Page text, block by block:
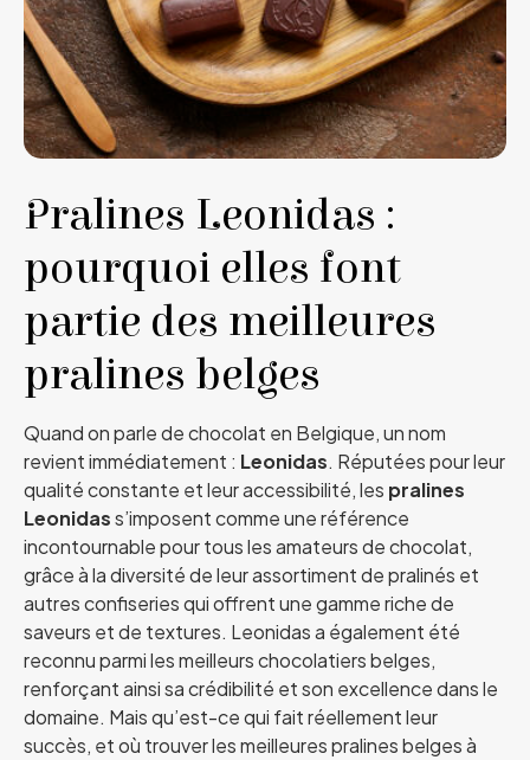
Pralines Leonidas :
pourquoi elles font
partie des meilleures
pralines belges
Quand on parle de chocolat en Belgique, un nom
revient immédiatement : Leonidas. Réputées pour leur
qualité constante et leur accessibilité, les pralines
Leonidass’imposent comme une référence
incontournable pour tous les amateurs de chocolat,
grâce à la diversité de leur assortiment de pralinés et
autres confiseries qui offrent une gamme riche de
saveurs et de textures. Leonidas a également été
reconnu parmi les meilleurs chocolatiers belges,
renforçant ainsi sa crédibilité et son excellence dans le
domaine. Mais qu’est-ce qui fait réellement leur
succès, et où trouver les meilleures pralines belges à